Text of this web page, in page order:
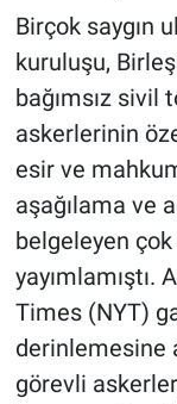
Birçok saygın
kuruluşu,
bağımsız sivil
askerlerinin
esir ve
aşağılama ve
belgeleyen çok
yayımlamıştı.
Times (NYT)
derinlemesine
görevli